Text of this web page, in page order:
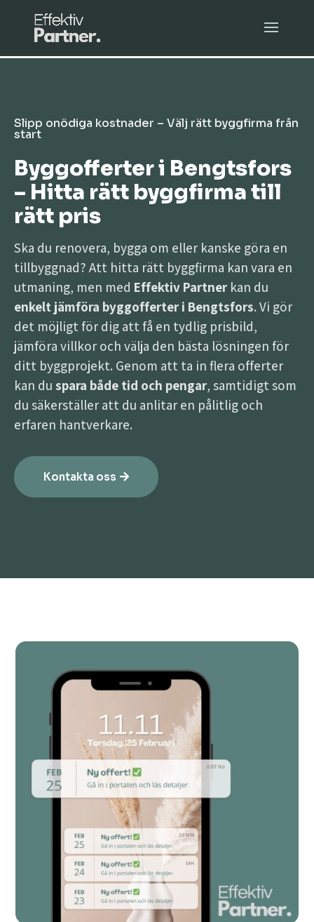
Slipp onödiga kostnader – Välj rätt byggfirma från
start
Byggofferter i Bengtsfors
– Hitta rätt byggfirma till
rätt pris
Ska du renovera, bygga om eller kanske göra en
tillbyggnad? Att hitta rätt byggfirma kan vara en
utmaning, men med Effektiv Partner kan du
enkelt jämföra byggofferter i Bengtsfors. Vi gör
det möjligt för dig att få en tydlig prisbild,
jämföra villkor och välja den bästa lösningen för
ditt byggprojekt. Genom att ta in flera offerter
kan du spara både tid och pengar, samtidigt som
du säkerställer att du anlitar en pålitlig och
erfaren hantverkare.
Kontakta oss